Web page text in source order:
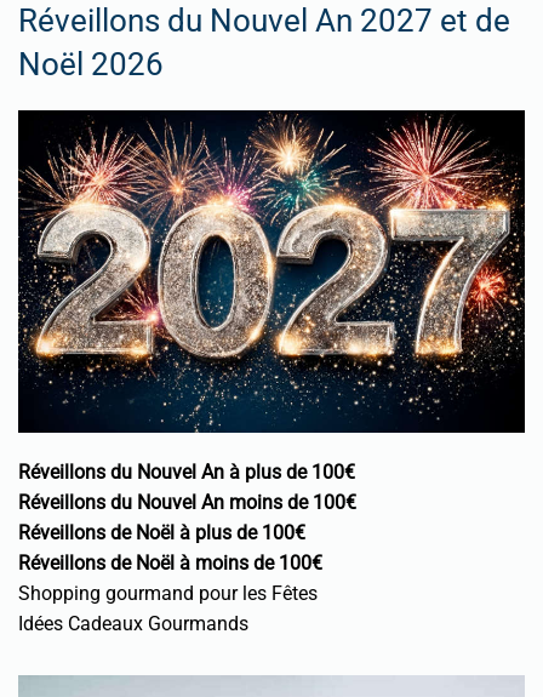
Réveillons du Nouvel An 2027 et de
Noël 2026
Réveillons du Nouvel An à plus de 100€
Réveillons du Nouvel An moins de 100€
Réveillons de Noël à plus de 100€
Réveillons de Noël à moins de 100€
Shopping gourmand pour les Fêtes
Idées Cadeaux Gourmands